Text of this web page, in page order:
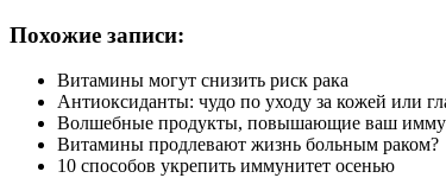
Похожие записи:
Витамины могут снизить риск рака
Антиоксиданты: чудо по уходу за кожей или
Волшебные продукты, повышающие ваш
Витамины продлевают жизнь больным раком?
10 способов укрепить иммунитет осенью